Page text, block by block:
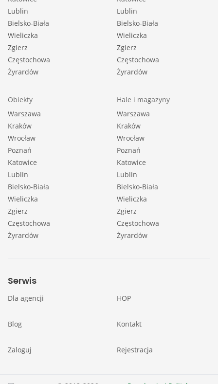
Lublin
Bielsko-Biała
Wieliczka
Zgierz
Częstochowa
Żyrardów
Lublin
Bielsko-Biała
Wieliczka
Zgierz
Częstochowa
Żyrardów
Obiekty
Warszawa
Kraków
Wrocław
Poznań
Katowice
Lublin
Bielsko-Biała
Wieliczka
Zgierz
Częstochowa
Żyrardów
Hale i magazyny
Warszawa
Kraków
Wrocław
Poznań
Katowice
Lublin
Bielsko-Biała
Wieliczka
Zgierz
Częstochowa
Żyrardów
Serwis
Dla agencji HOP
Blog Kontakt
Zaloguj Rejestracja